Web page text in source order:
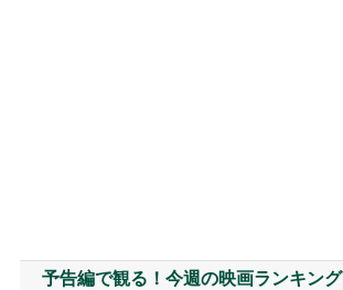
予告編で観る！今週の映画ランキング